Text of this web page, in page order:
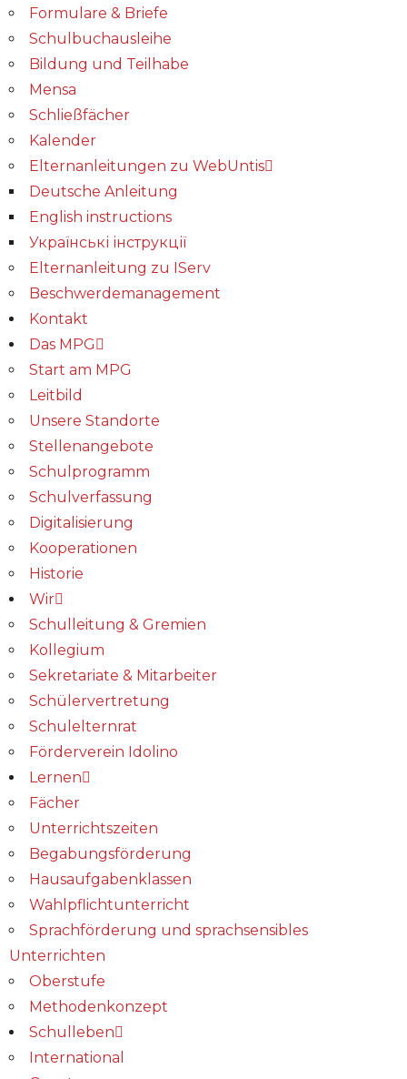
Formulare & Briefe
Schulbuchausleihe
Bildung und Teilhabe
Mensa
Schließfächer
Kalender
Elternanleitungen zu WebUntis
Deutsche Anleitung
English instructions
Українські інструкції
Elternanleitung zu IServ
Beschwerdemanagement
Kontakt
Das MPG
Start am MPG
Leitbild
Unsere Standorte
Stellenangebote
Schulprogramm
Schulverfassung
Digitalisierung
Kooperationen
Historie
Wir
Schulleitung & Gremien
Kollegium
Sekretariate & Mitarbeiter
Schülervertretung
Schulelternrat
Förderverein Idolino
Lernen
Fächer
Unterrichtszeiten
Begabungs­förderung
Hausaufgabenklassen
Wahlpflichtunterricht
Sprachförderung und sprachsensibles
Unterrichten
Oberstufe
Methodenkonzept
Schulleben
International